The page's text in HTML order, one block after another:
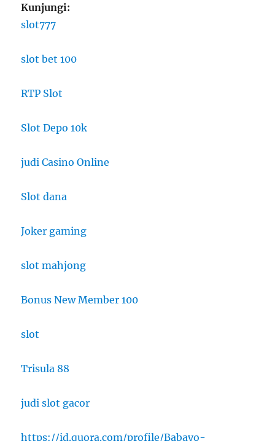
Kunjungi:
slot777
slot bet 100
RTP Slot
Slot Depo 10k
judi Casino Online
Slot dana
Joker gaming
slot mahjong
Bonus New Member 100
slot
Trisula 88
judi slot gacor
https://id.quora.com/profile/Babayo-